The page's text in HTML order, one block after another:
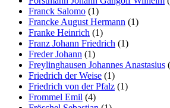
Franck Salomo (1)
Francke August Hermann (1)
Franke Heinrich (1)
Franz Johann Friedrich (1)
Freder Johann (1)
Freylinghausen Johannes Anastasius
Friedrich der Weise (1)
Friedrich von der Pfalz (1)
Frommel Emil (4)